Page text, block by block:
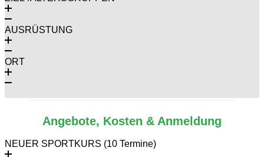
AUSRÜSTUNG
ORT
Angebote, Kosten & Anmeldung
NEUER SPORTKURS (10 Termine)